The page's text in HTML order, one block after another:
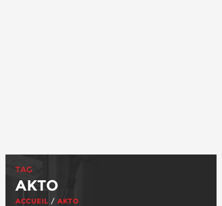
TAG
AKTO
ACCUEIL /AKTO